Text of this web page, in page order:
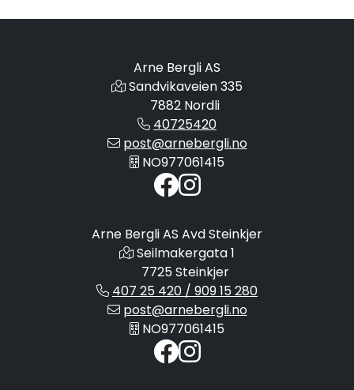
Arne Bergli AS
Sandvikaveien 335
7882 Nordli
40725420
post@arnebergli.no
NO977061415
Arne Bergli AS Avd Steinkjer
Seilmakergata 1
7725 Steinkjer
407 25 420 / 909 15 280
post@arnebergli.no
NO977061415